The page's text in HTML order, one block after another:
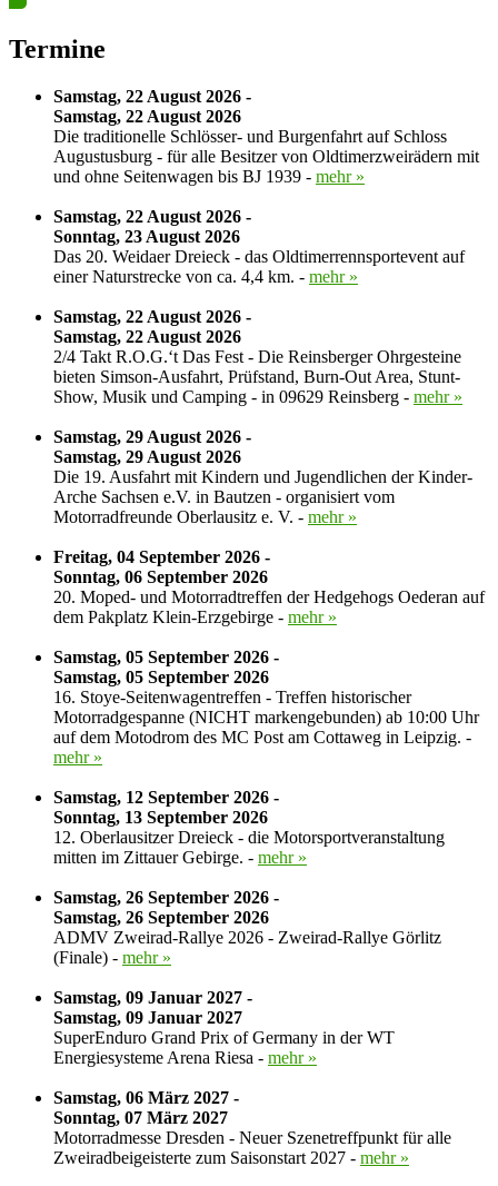
Termine
Samstag, 22 August 2026 -
Samstag, 22 August 2026
Die traditionelle Schlösser- und Burgenfahrt auf Schloss
Augustusburg - für alle Besitzer von Oldtimerzweirädern mit
und ohne Seitenwagen bis BJ 1939 - mehr »
Samstag, 22 August 2026 -
Sonntag, 23 August 2026
Das 20. Weidaer Dreieck - das Oldtimerrennsportevent auf
einer Naturstrecke von ca. 4,4 km. - mehr »
Samstag, 22 August 2026 -
Samstag, 22 August 2026
2/4 Takt R.O.G.‘t Das Fest - Die Reinsberger Ohrgesteine
bieten Simson-Ausfahrt, Prüfstand, Burn-Out Area, Stunt-
Show, Musik und Camping - in 09629 Reinsberg - mehr »
Samstag, 29 August 2026 -
Samstag, 29 August 2026
Die 19. Ausfahrt mit Kindern und Jugendlichen der Kinder-
Arche Sachsen e.V. in Bautzen - organisiert vom
Motorradfreunde Oberlausitz e. V. - mehr »
Freitag, 04 September 2026 -
Sonntag, 06 September 2026
20. Moped- und Motorradtreffen der Hedgehogs Oederan auf
dem Pakplatz Klein-Erzgebirge - mehr »
Samstag, 05 September 2026 -
Samstag, 05 September 2026
16. Stoye-Seitenwagentreffen - Treffen historischer
Motorradgespanne (NICHT markengebunden) ab 10:00 Uhr
auf dem Motodrom des MC Post am Cottaweg in Leipzig. -
mehr »
Samstag, 12 September 2026 -
Sonntag, 13 September 2026
12. Oberlausitzer Dreieck - die Motorsportveranstaltung
mitten im Zittauer Gebirge. - mehr »
Samstag, 26 September 2026 -
Samstag, 26 September 2026
ADMV Zweirad-Rallye 2026 - Zweirad-Rallye Görlitz
(Finale) - mehr »
Samstag, 09 Januar 2027 -
Samstag, 09 Januar 2027
SuperEnduro Grand Prix of Germany in der WT
Energiesysteme Arena Riesa - mehr »
Samstag, 06 März 2027 -
Sonntag, 07 März 2027
Motorradmesse Dresden - Neuer Szenetreffpunkt für alle
Zweiradbeigeisterte zum Saisonstart 2027 - mehr »